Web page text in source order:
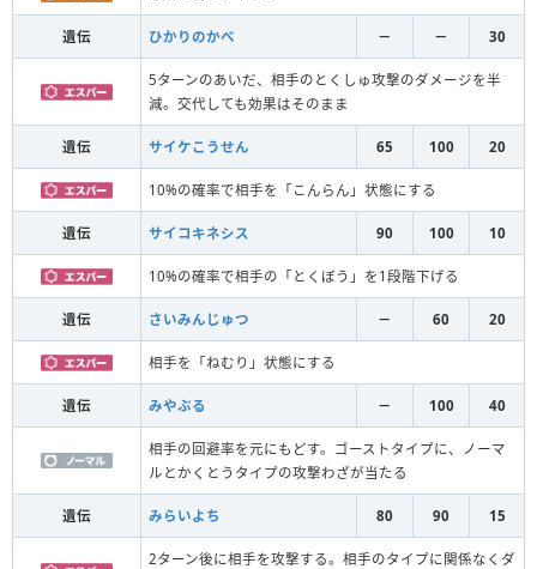
遺伝 ひかりのかべ － － 30
5ターンのあいだ、相手のとくしゅ攻撃のダメージを半
減。交代しても効果はそのまま
遺伝 サイケこうせん 65 100 20
10%の確率で相手を「こんらん」状態にする
遺伝 サイコキネシス 90 100 10
10%の確率で相手の「とくぼう」を1段階下げる
遺伝 さいみんじゅつ － 60 20
相手を「ねむり」状態にする
遺伝 みやぶる － 100 40
相手の回避率を元にもどす。ゴーストタイプに、ノーマ
ルとかくとうタイプの攻撃わざが当たる
遺伝 みらいよち 80 90 15
2ターン後に相手を攻撃する。相手のタイプに関係なくダ